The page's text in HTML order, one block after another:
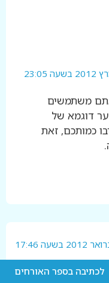
לכתיבה בספר האורחים
משתמשים
דוגמא של
כמותכם, זאת